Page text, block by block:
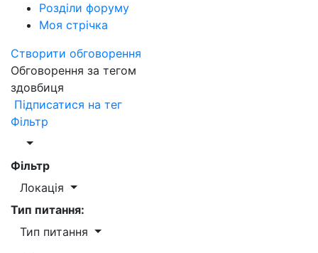
Розділи форуму
Моя стрічка
Створити обговорення
Обговорення за тегом
здовбиця
Підписатися на тег
Фільтр
Фільтр
Локація
Тип питання:
Тип питання